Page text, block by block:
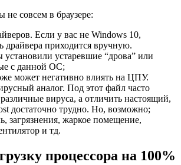
совсем в браузере:
Если у вас не Windows 10,
драйвера приходится вручную.
устаревшие “дрова” или
с данной ОС;
может негативно влиять на ЦПУ.
аналог. Под этот файл часто
вируса, а отличить настоящий,
достаточно трудно. Но, возможно;
загрязнения, жаркое помещение,
и тд.
процессора на 100%